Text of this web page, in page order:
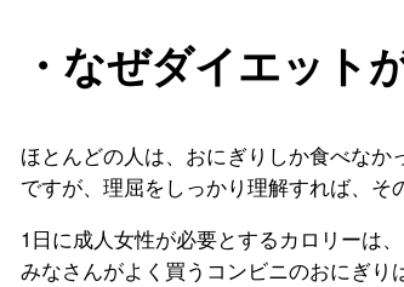
・なぜダイエット
ほとんどの人は、おにぎりしか食べなか
ですが、理屈をしっかり理解すれば、そ
1日に成人女性が必要とするカロリーは
みなさんがよく買うコンビニのおにぎり